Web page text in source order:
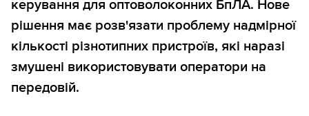
керування для оптоволоконних БпЛА. Нове
рішення має розв'язати проблему надмірної
кількості різнотипних пристроїв, які наразі
змушені використовувати оператори на
передовій.